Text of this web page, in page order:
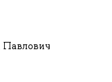
Павлович